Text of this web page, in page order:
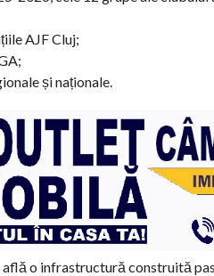
AJF Cluj;
și naționale.
o infrastructură construită